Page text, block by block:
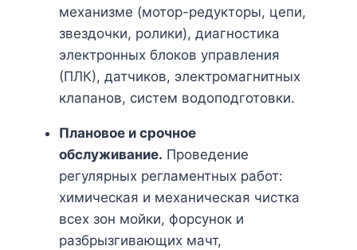
механизме (мотор-редукторы, цепи,
звездочки, ролики), диагностика
электронных блоков управления
(ПЛК), датчиков, электромагнитных
клапанов, систем водоподготовки.
Плановое и срочное
обслуживание. Проведение
регулярных регламентных работ:
химическая и механическая чистка
всех зон мойки, форсунок и
разбрызгивающих мачт,